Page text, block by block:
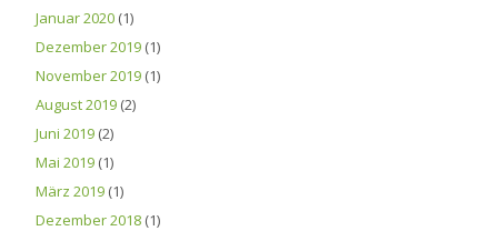
Januar 2020 (1)
Dezember 2019 (1)
November 2019 (1)
August 2019 (2)
Juni 2019 (2)
Mai 2019 (1)
März 2019 (1)
Dezember 2018 (1)